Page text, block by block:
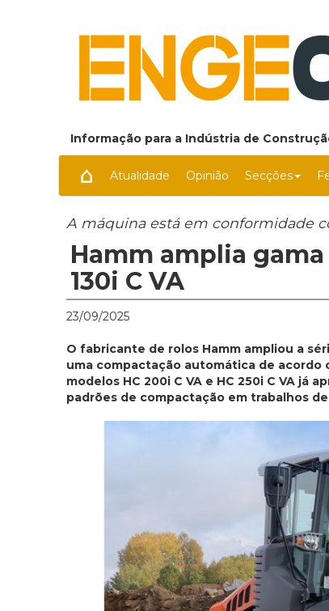
Informação para a Indústria de
Atualidade Opinião Secções
A máquina está em conformidade
Hamm amplia
130i C VA
23/09/2025
O fabricante de rolos Hamm ampliou a
uma compactação automática de acordo
modelos HC 200i C VA e HC 250i C VA
padrões de compactação em trabalhos